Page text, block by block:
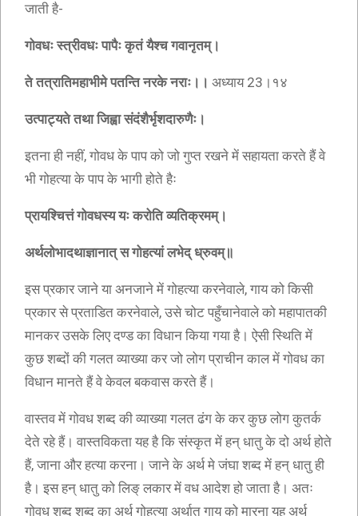
जाती है-
गोवधः स्त्रीवधः पापैः कृतं यैश्च गवानृतम्।
ते तत्रातिमहाभीमे पतन्ति नरके नराः।। अध्याय 23।१४
उत्पाट्यते तथा जिह्वा संदंशैर्भृशदारुणैः।
इतना ही नहीं, गोवध के पाप को जो गुप्त रखने में सहायता करते हैं वे
भी गोहत्या के पाप के भागी होते हैः
प्रायश्चित्तं गोवधस्य यः करोति व्यतिक्रमम्।
अर्थलोभादथाज्ञानात् स गोहत्यां लभेद् ध्रुवम्॥
इस प्रकार जाने या अनजाने में गोहत्या करनेवाले, गाय को किसी
प्रकार से प्रताडित करनेवाले, उसे चोट पहुँचानेवाले को महापातकी
मानकर उसके लिए दण्ड का विधान किया गया है। ऐसी स्थिति में
कुछ शब्दों की गलत व्याख्या कर जो लोग प्राचीन काल में गोवध का
विधान मानते हैं वे केवल बकवास करते हैं।
वास्तव में गोवध शब्द की व्याख्या गलत ढंग के कर कुछ लोग कुतर्क
देते रहे हैं। वास्तविकता यह है कि संस्कृत में हन् धातु के दो अर्थ होते
हैं, जाना और हत्या करना। जाने के अर्थ मे जंघा शब्द में हन् धातु ही
है। इस हन् धातु को लिङ् लकार में वध आदेश हो जाता है। अतः
गोवध शब्द शब्द का अर्थ गोहत्या अर्थात् गाय को मारना यह अर्थ